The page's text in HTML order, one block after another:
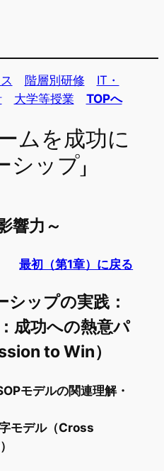
階層別研修
IT・
大学等授業 TOPへ
ムを成功に
ップ」
響力～
最初（第1章）に戻る
ップの実践：
成功への熱意パ
to Win）
モデルの関連理解・
モデル（Cross